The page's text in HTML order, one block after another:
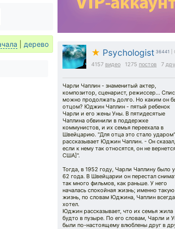
★ Psychologist 36441 |
4157 видео 1275 постов 7
Чарли Чаплин - знаменитый актер,
композитор, сценарист, режиссер...
можно продолжать долго. Но каким он
отцом? Юджин Чаплин - пятый ребенок
Чарли и его жены Уны. В пятидесятые
Чаплина обвинили в поддержке
коммунистов, и их семья переехала в
Швейцарию. "Для отца это стало
рассказывает Юджин Чаплин. - Он
если к нему так относятся, он не
США]".
Тогда, в 1952 году, Чарли Чаплину было
62 года. В Швейцарии он перестал
так много фильмов, как раньше. У него
началась спокойная жизнь; именно такую
жизнь, по словам Юджина, Чаплин
хотел.
Юджин рассказывает, что их семья жила
будто в пузыре. По его словам, Чарли и
были по-настоящему влюблены друг в
дерево